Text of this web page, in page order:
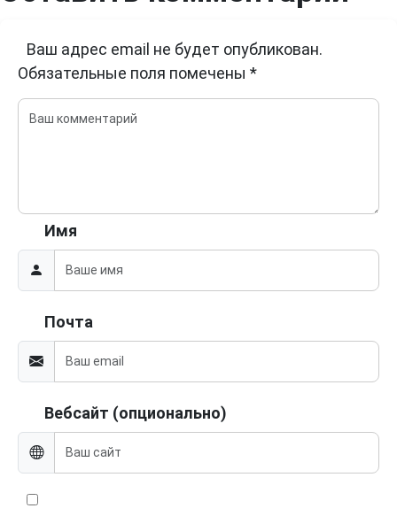
Ваш адрес email не будет опубликован.
Обязательные поля помечены *
Имя
Почта
Вебсайт (опционально)